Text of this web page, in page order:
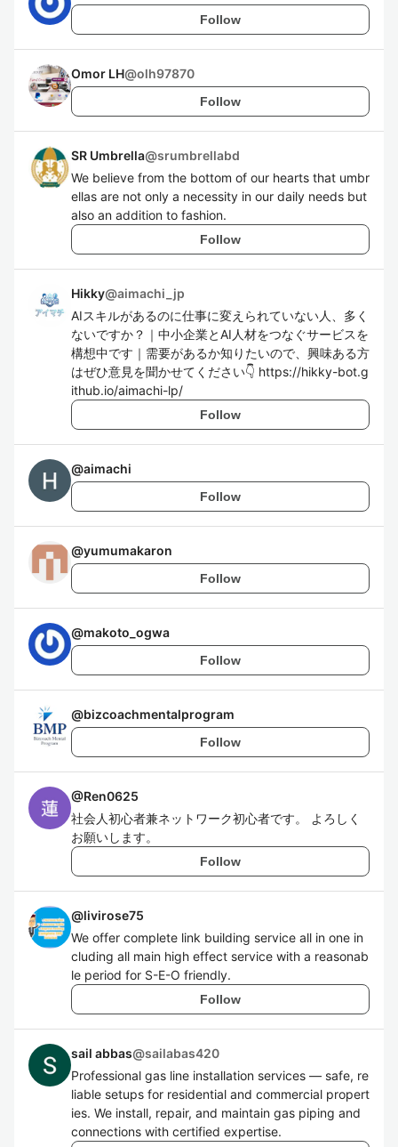
Follow
Omor LH@olh97870
Follow
SR Umbrella@srumbrellabd
We believe from the bottom of our hearts that umbr
ellas are not only a necessity in our daily needs but
also an addition to fashion.
Follow
Hikky@aimachi_jp
AIスキルがあるのに仕事に変えられていない人、多く
ないですか？｜中小企業とAI人材をつなぐサービスを
構想中です｜需要があるか知りたいので、興味ある方
はぜひ意見を聞かせてください👇 https://hikky-bot.g
ithub.io/aimachi-lp/
Follow
@aimachi
Follow
@yumumakaron
Follow
@makoto_ogwa
Follow
@bizcoachmentalprogram
Follow
@Ren0625
社会人初心者兼ネットワーク初心者です。 よろしく
お願いします。
Follow
@livirose75
We offer complete link building service all in one in
cluding all main high effect service with a reasonab
le period for S-E-O friendly.
Follow
sail abbas@sailabas420
Professional gas line installation services — safe, re
liable setups for residential and commercial propert
ies. We install, repair, and maintain gas piping and
connections with certified expertise.